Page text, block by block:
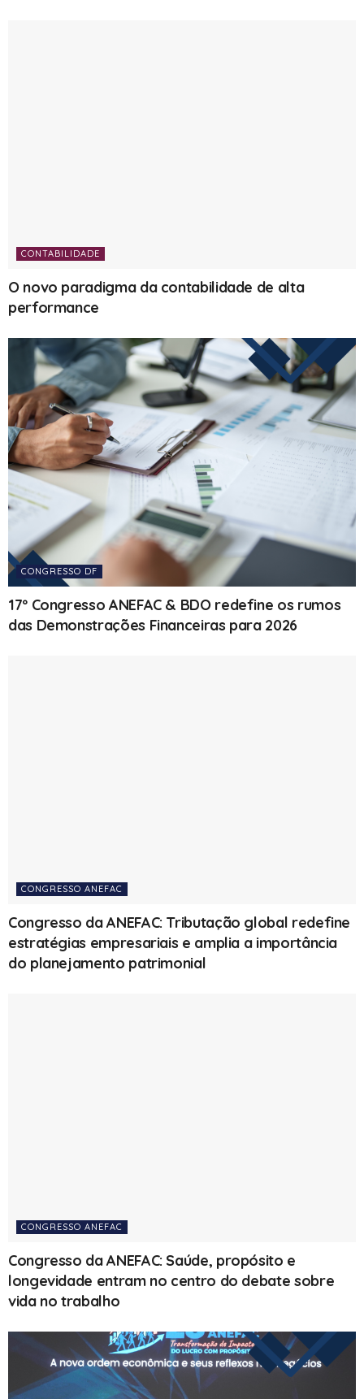
CONTABILIDADE
O novo paradigma da contabilidade de alta
performance
CONGRESSO DF
17º Congresso ANEFAC & BDO redefine os rumos
das Demonstrações Financeiras para 2026
CONGRESSO ANEFAC
Congresso da ANEFAC: Tributação global redefine
estratégias empresariais e amplia a importância
do planejamento patrimonial
CONGRESSO ANEFAC
Congresso da ANEFAC: Saúde, propósito e
longevidade entram no centro do debate sobre
vida no trabalho